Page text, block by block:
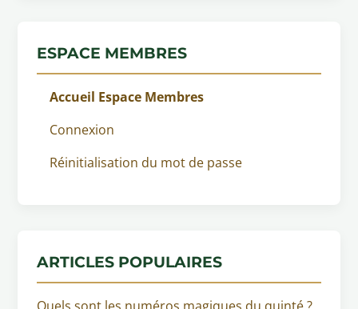
ESPACE MEMBRES
Accueil Espace Membres
Connexion
Réinitialisation du mot de passe
ARTICLES POPULAIRES
Quels sont les numéros magiques du quinté ?